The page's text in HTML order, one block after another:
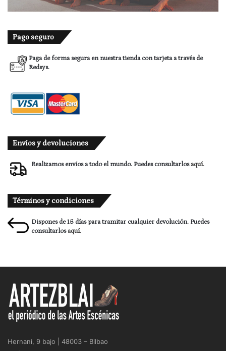
Pago seguro
Paga de forma segura en nuestra tienda con tarjeta a través de
Redsys.
Envíos y devoluciones
Realizamos envíos a todo el mundo. Puedes consultarlosaquí.
Términos y condiciones
Dispones de 15 días para tramitar cualquier devolución. Puedes
consultarlosaquí.
Hernani, 9 bajo | 48003 – Bilbao